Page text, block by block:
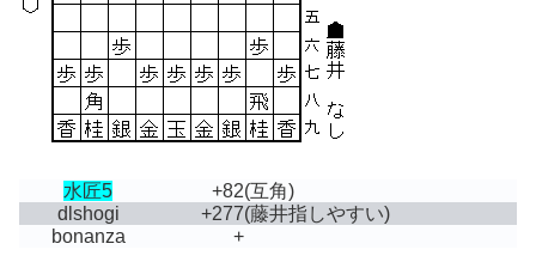
水匠5 +82(互角)
dlshogi
+277(藤井指しやすい)
bonanza
+